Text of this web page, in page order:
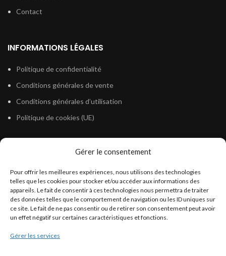
Gérer le consentement
Pour offrir les meilleures expériences, nous utilisons des technologies
telles que les cookies pour stocker et/ou accéder aux informations des
appareils. Le fait de consentir à ces technologies nous permettra de traiter
des données telles que le comportement de navigation ou les ID uniques sur
ce site. Le fait de ne pas consentir ou de retirer son consentement peut avoir
un effet négatif sur certaines caractéristiques et fonctions.
Gérer les services
Contact
INFORMATIONS LÉGALES
Politique de confidentialité
Conditions générales de vente
Conditions générales d’utilisation
Politique de cookies (UE)
Législation Gasoil Fioul GNR
Législation Essence
Législation Adblue
Législation Eau
Législation Lubrifiant